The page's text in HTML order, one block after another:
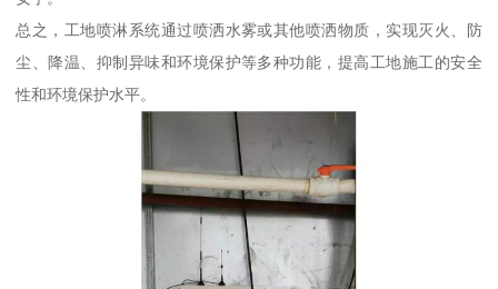
总之，工地喷淋系统通过喷洒水雾或其他喷洒物质，实现灭火、防
尘、降温、抑制异味和环境保护等多种功能，提高工地施工的安全
性和环境保护水平。